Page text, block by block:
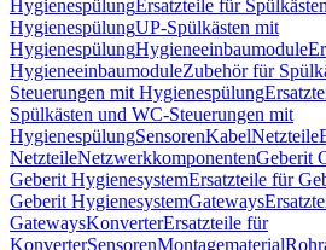
HygienespülungErsatzteile für
HygienespülungUP-Spülkästen mit
HygienespülungHygieneeinbaumodule
HygieneeinbaumoduleZubehör für
Steuerungen mit Hygienespülung
Spülkästen und WC-Steuerungen mit
HygienespülungSensorenKabelNetzteile
NetzteileNetzwerkkomponentenGeberit
Geberit HygienesystemErsatzteile für
Geberit HygienesystemGateways
GatewaysKonverterErsatzteile für
KonverterSensorenMontagematerial